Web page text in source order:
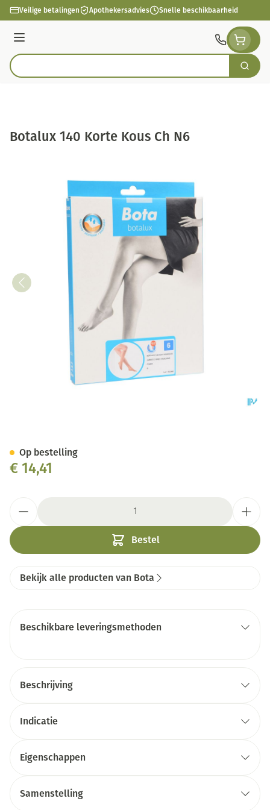
Ga naar de inhoud
Veilige betalingen Apothekersadvies Snelle beschikbaarheid
Menu
Product, merk, categorie... Zoek
Botalux 140 Korte Kous Ch N6
€ 14,41
Bestel
Op bestelling
Bekijk alle producten van Bota
Beschikbare leveringsmethoden
Beschrijving
Indicatie
Eigenschappen
Samenstelling